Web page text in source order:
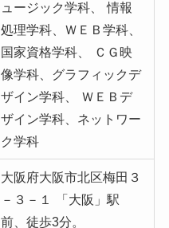
ュージック学科、
情報
処理学科、ＷＥＢ学科、
国家資格学科、
ＣＧ映
像学科、グラフィックデ
ザイン学科、
ＷＥＢデ
ザイン学科、ネットワー
ク学科
大阪府大阪市北区梅田３
－３－１
「大阪」駅
前、徒歩3分。